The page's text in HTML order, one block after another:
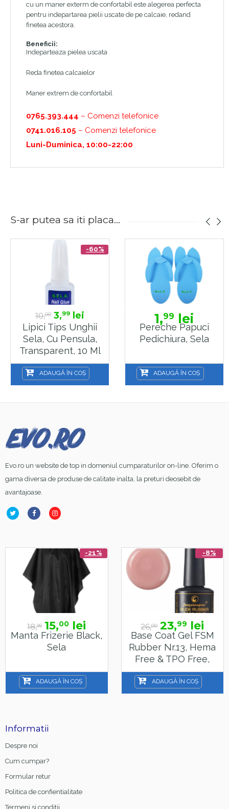
cu un maner exterm de confortabil este alegerea perfecta
pentru indepartarea pielii uscate de pe calcaie, redand
finetea acestora.
Beneficii:
Indeparteaza pielea uscata
Reda finetea calcaielor
Maner extrem de confortabil
0765.393.444 – Comenzi telefonice
0741.016.105 – Comenzi telefonice
Luni-Duminica, 10:00-22:00
S-ar putea sa iti placa...
-60%
10,00 3,99 lei
Lipici Tips Unghii
Sela, Cu Pensula,
Transparent, 10 Ml
ADAUGĂ ÎN COȘ
1,99 lei
Pereche Papuci
Pedichiura, Sela
ADAUGĂ ÎN COȘ
Evo.ro un website de top in domeniul cumparaturilor on-line. Oferim o
gama diversa de produse de calitate inalta, la preturi deosebit de
avantajoase.
-21%
18,99 15,00 lei
Manta Frizerie Black,
Sela
ADAUGĂ ÎN COȘ
-8%
26,00 23,99 lei
Base Coat Gel FSM
Rubber Nr.13, Hema
Free & TPO Free,
15ml
ADAUGĂ ÎN COȘ
Informatii
Despre noi
Cum cumpar?
Formular retur
Politica de confientialitate
Termeni si conditii